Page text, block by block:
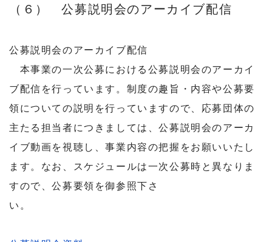
（６） 公募説明会のアーカイブ配信
公募説明会のアーカイブ配信
本事業の一次公募における公募説明会のアーカイ
ブ配信を行っています。制度の趣旨・内容や公募要
領についての説明を行っていますので、応募団体の
主たる担当者につきましては、公募説明会のアーカ
イブ動画を視聴し、事業内容の把握をお願いいたし
ます。なお、スケジュールは一次公募時と異なりま
すので、公募要領を御参照下さ
い。